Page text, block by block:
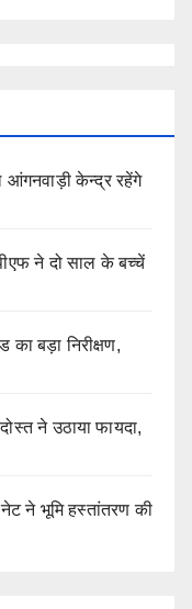
केन्द्र रहेंगे
ने दो साल के बच्चें
का बड़ा निरीक्षण,
ने उठाया फायदा,
ने भूमि हस्तांतरण की